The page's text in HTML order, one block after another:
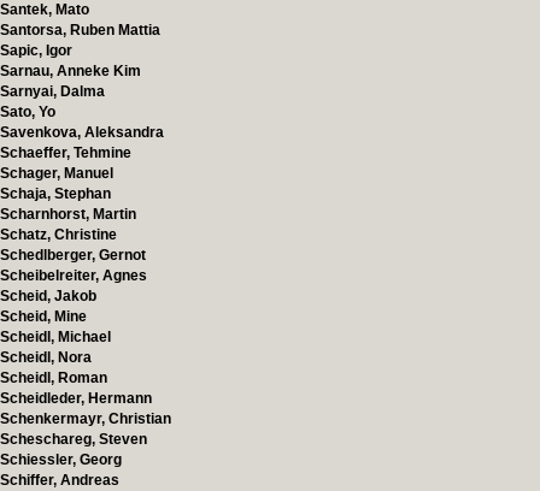
Santek, Mato
Santorsa, Ruben Mattia
Sapic, Igor
Sarnau, Anneke Kim
Sarnyai, Dalma
Sato, Yo
Savenkova, Aleksandra
Schaeffer, Tehmine
Schager, Manuel
Schaja, Stephan
Scharnhorst, Martin
Schatz, Christine
Schedlberger, Gernot
Scheibelreiter, Agnes
Scheid, Jakob
Scheid, Mine
Scheidl, Michael
Scheidl, Nora
Scheidl, Roman
Scheidleder, Hermann
Schenkermayr, Christian
Scheschareg, Steven
Schiessler, Georg
Schiffer, Andreas